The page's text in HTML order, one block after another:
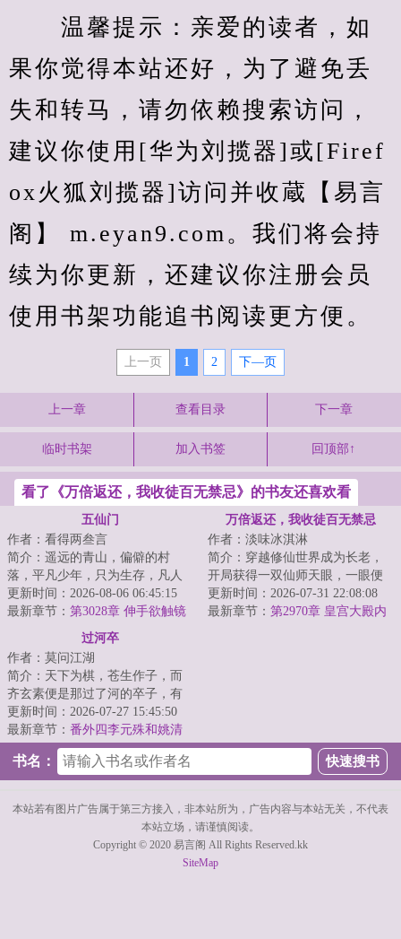
温馨提示：亲爱的读者，如
果你觉得本站还好，为了避免丢
失和转马，请勿依赖搜索访问，
建议你使用[华为刘揽器]或[Firef
ox火狐刘揽器]访问并收蔵【易言
阁】 m.eyan9.com。我们将会持
续为你更新，还建议你注册会员
使用书架功能追书阅读更方便。
上一页 1 2 下—页
上一章 查看目录 下一章
临时书架 加入书签 回顶部↑
看了《万倍返还，我收徒百无禁忌》的书友还喜欢看
五仙门
作者：看得两叁言
简介：遥远的青山，偏僻的村
落，平凡少年，只为生存，凡人
生活却化作修仙之路，有谁是
真，有谁是假？有谁...
更新时间：2026-08-06 06:45:15
最新章节： 第3028章 伸手欲触镜
万倍返还，我收徒百无禁忌
作者：淡味冰淇淋
简介：穿越修仙世界成为长老，
开局获得一双仙师天眼，一眼便
可看穿无数弟子资质与缺陷；收
徒圣阶资质弟子...
更新时间：2026-07-31 22:08:08
最新章节： 第2970章 皇宫大殿内
过河卒
作者：莫问江湖
简介：天下为棋，苍生作子，而
齐玄素便是那过了河的卒子，有
进无退，一往无前。...
更新时间：2026-07-27 15:45:50
最新章节： 番外四李元殊和姚清
书名：
本站若有图片广告属于第三方接入，非本站所为，广告内容与本站无关，不代表
本站立场，请谨慎阅读。
Copyright © 2020 易言阁 All Rights Reserved.kk
SiteMap